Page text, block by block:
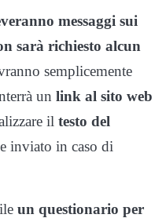
messaggi sui
sarà richiesto alcun
semplicemente
un link al sito web
il testo del
inviato in caso di
un questionario per